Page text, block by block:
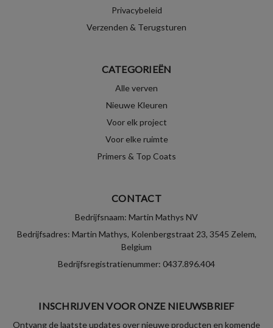
Privacybeleid
Verzenden & Terugsturen
CATEGORIEËN
Alle verven
Nieuwe Kleuren
Voor elk project
Voor elke ruimte
Primers & Top Coats
CONTACT
Bedrijfsnaam: Martin Mathys NV
Bedrijfsadres: Martin Mathys, Kolenbergstraat 23, 3545 Zelem,
Belgium
Bedrijfsregistratienummer: 0437.896.404
INSCHRIJVEN VOOR ONZE NIEUWSBRIEF
Ontvang de laatste updates over nieuwe producten en komende